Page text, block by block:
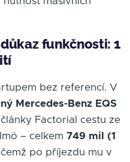
funkčnosti: 1
bez referencí. V
Mercedes-Benz EQS
Factorial cestu ze
– celkem 749 mil (1
po příjezdu mu v